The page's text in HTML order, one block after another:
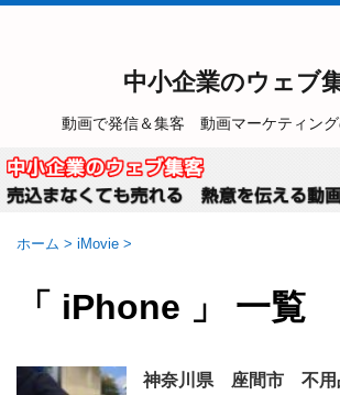
中小企業のウェブ
動画で発信＆集客 動画マーケティン
ホーム > iMovie >
「 iPhone 」 一覧
神奈川県 座間市 不